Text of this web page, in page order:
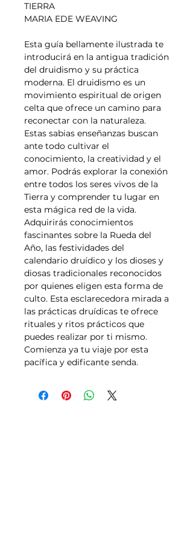
TIERRA
MARIA EDE WEAVING
Esta guía bellamente ilustrada te
introducirá en la antigua tradición
del druidismo y su práctica
moderna. El druidismo es un
movimiento espiritual de origen
celta que ofrece un camino para
reconectar con la naturaleza.
Estas sabias enseñanzas buscan
ante todo cultivar el
conocimiento, la creatividad y el
amor. Podrás explorar la conexión
entre todos los seres vivos de la
Tierra y comprender tu lugar en
esta mágica red de la vida.
Adquirirás conocimientos
fascinantes sobre la Rueda del
Año, las festividades del
calendario druídico y los dioses y
diosas tradicionales reconocidos
por quienes eligen esta forma de
culto. Esta esclarecedora mirada a
las prácticas druídicas te ofrece
rituales y ritos prácticos que
puedes realizar por ti mismo.
Comienza ya tu viaje por esta
pacífica y edificante senda.